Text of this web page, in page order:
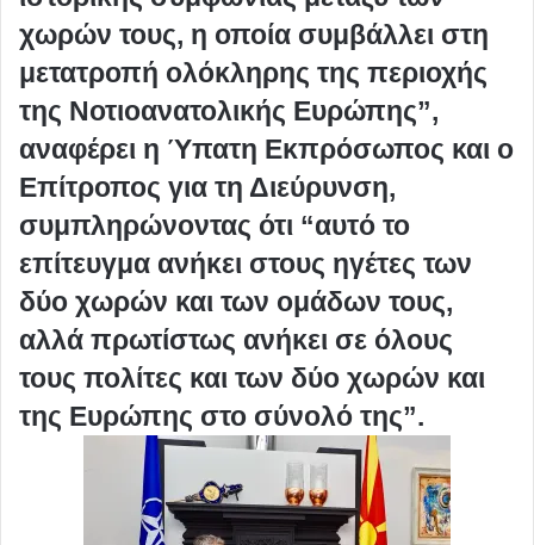
χωρών τους, η οποία συμβάλλει στη
μετατροπή ολόκληρης της περιοχής
της Νοτιοανατολικής Ευρώπης”,
αναφέρει η Ύπατη Εκπρόσωπος και ο
Επίτροπος για τη Διεύρυνση,
συμπληρώνοντας ότι “αυτό το
επίτευγμα ανήκει στους ηγέτες των
δύο χωρών και των ομάδων τους,
αλλά πρωτίστως ανήκει σε όλους
τους πολίτες και των δύο χωρών και
της Ευρώπης στο σύνολό της”.